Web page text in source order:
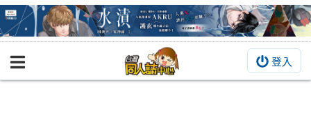
登入
BOOKY書集倉庫